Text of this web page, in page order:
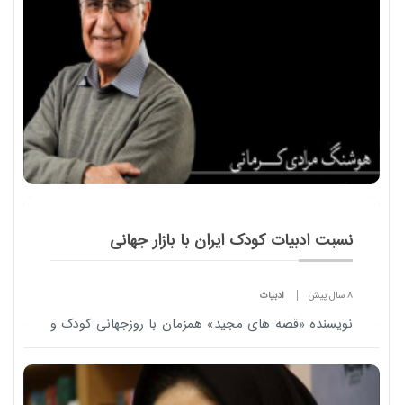
نسبت ادبیات کودک ایران با بازار جهانی
8 سال پیش ادبیات
نویسنده «قصه های مجید» همزمان با روزجهانی کودک و
کودک ایران و لزوم تغییر نگاه نویسندگان ایرانی می گوید.